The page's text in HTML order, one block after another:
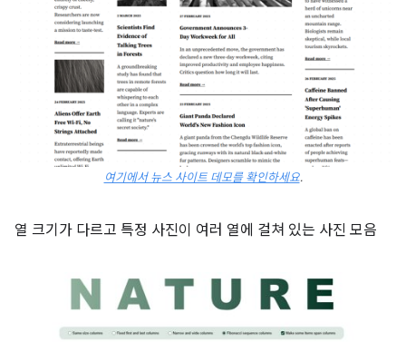
여기에서 뉴스 사이트 데모를 확인하세요.
열 크기가 다르고 특정 사진이 여러 열에 걸쳐 있는 사진 모음